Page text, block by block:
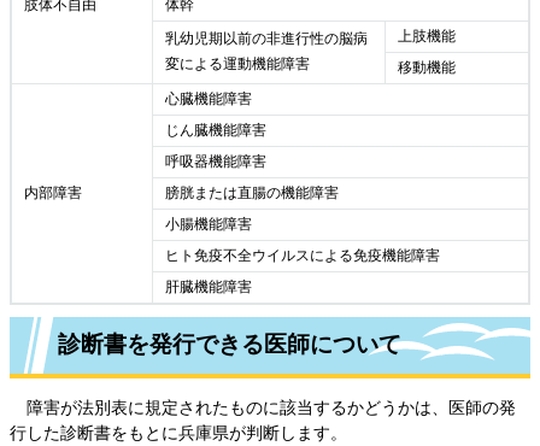
肢体不自由
体幹
乳幼児期以前の非進行性の脳病
変による運動機能障害
上肢機能
移動機能
内部障害
心臓機能障害
じん臓機能障害
呼吸器機能障害
膀胱または直腸の機能障害
小腸機能障害
ヒト免疫不全ウイルスによる免疫機能障害
肝臓機能障害
診断書を発行できる医師について
障害が法別表に規定されたものに該当するかどうかは、医師の発
行した診断書をもとに兵庫県が判断します。